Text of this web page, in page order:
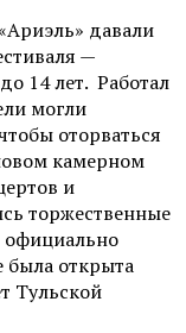
давали
—
14 лет. Работал
могли
оторваться
камерном
и
торжественные
официально
была открыта
Тульской